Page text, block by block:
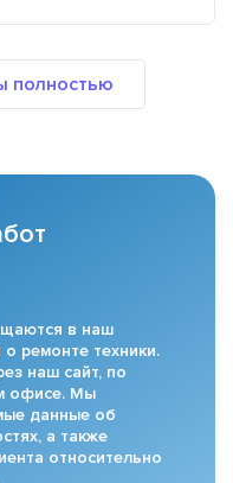
в наш
ремонте техники.
наш сайт, по
офисе. Мы
данные об
а также
относительно